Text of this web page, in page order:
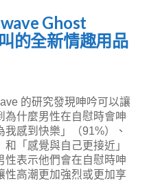
Ghost
的全新情趣用品
的研究發現呻吟可以讓
為什麼男性在自慰時會呻
感到快樂」（91%）、
「感覺與自己更接近」
性表示他們會在自慰時呻
性高潮更加強烈或更加享